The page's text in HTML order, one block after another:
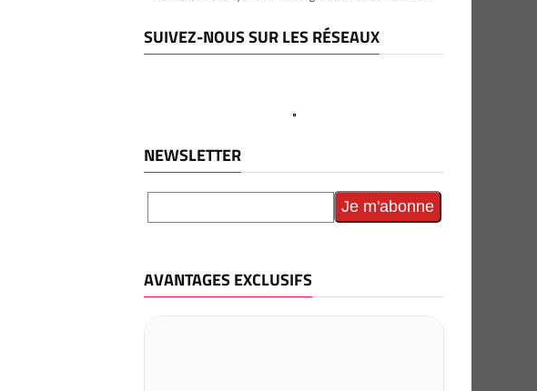
SUIVEZ-NOUS SUR LES RÉSEAUX
NEWSLETTER
AVANTAGES EXCLUSIFS